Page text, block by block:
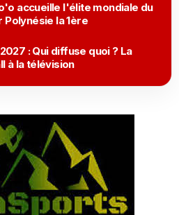
accueille l'élite mondiale du
la 1ère
: Qui diffuse quoi ? La
à la télévision